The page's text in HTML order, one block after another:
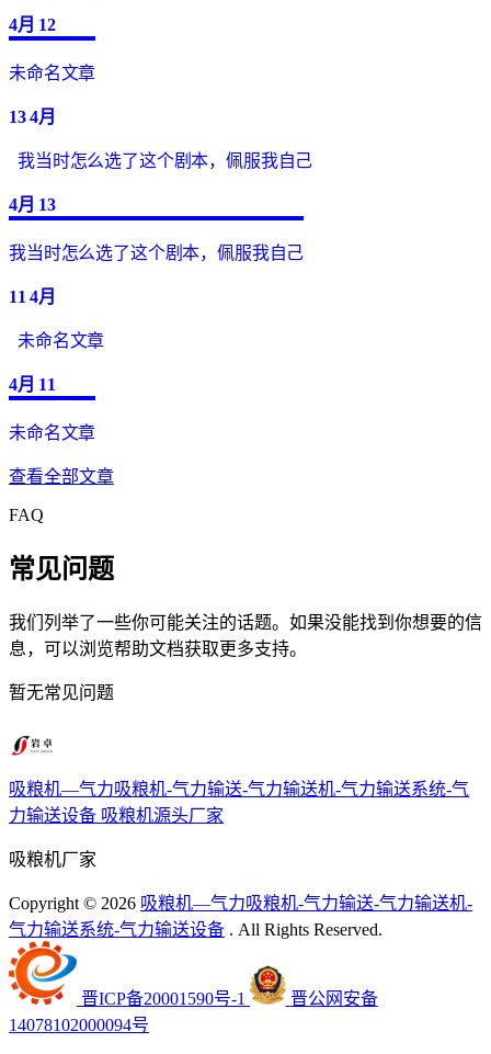
4月 12
未命名文章
13 4月
我当时怎么选了这个剧本，佩服我自己
4月 13
我当时怎么选了这个剧本，佩服我自己
11 4月
未命名文章
4月 11
未命名文章
查看全部文章
FAQ
常见问题
我们列举了一些你可能关注的话题。如果没能找到你想要的信
息，可以浏览帮助文档获取更多支持。
暂无常见问题
吸粮机—气力吸粮机-气力输送-气力输送机-气力输送系统-气
力输送设备 吸粮机源头厂家
吸粮机厂家
Copyright © 2026 吸粮机—气力吸粮机-气力输送-气力输送机-
气力输送系统-气力输送设备 . All Rights Reserved.
晋ICP备20001590号-1
晋公网安备
14078102000094号